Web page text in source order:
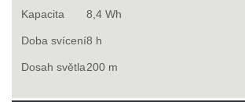
Kapacita 8,4 Wh
Doba svícení8 h
Dosah světla200 m